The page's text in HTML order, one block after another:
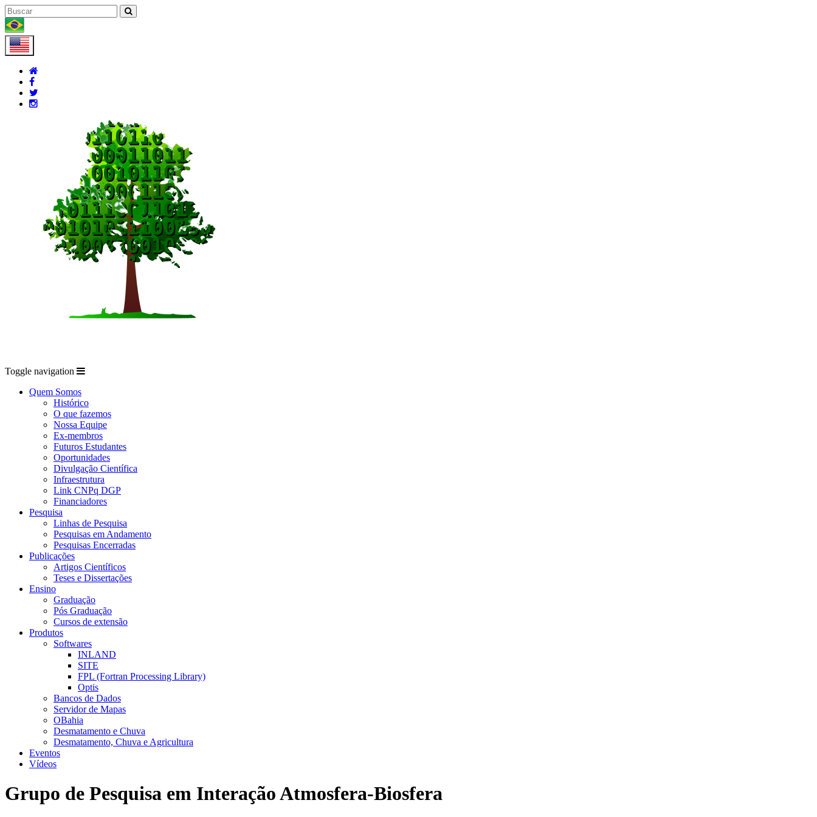
Toggle navigation
Quem Somos
Histórico
O que fazemos
Nossa Equipe
Ex-membros
Futuros Estudantes
Oportunidades
Divulgação Científica
Infraestrutura
Link CNPq DGP
Financiadores
Pesquisa
Linhas de Pesquisa
Pesquisas em Andamento
Pesquisas Encerradas
Publicações
Artigos Científicos
Teses e Dissertações
Ensino
Graduação
Pós Graduação
Cursos de extensão
Produtos
Softwares
INLAND
SITE
FPL (Fortran Processing Library)
Optis
Bancos de Dados
Servidor de Mapas
OBahia
Desmatamento e Chuva
Desmatamento, Chuva e Agricultura
Eventos
Vídeos
Grupo de Pesquisa em Interação Atmosfera-Biosfera